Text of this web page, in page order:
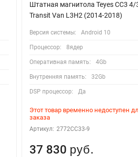
Штатная магнитола Teyes CC3 4/
Transit Van L3H2 (2014-2018)
Версия системы: Android 10
Процессор: 8ядер
Оперативная память: 4Gb
Внутренняя память: 32Gb
DSP процессор: Да
Этот товар временно недоступен
заказа
Артикул: 2772CC33-9
37 830 руб.